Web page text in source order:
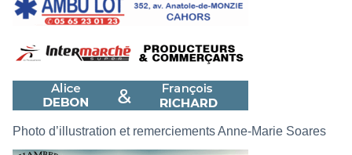
Photo d’illustration et remerciements Anne-Marie Soares